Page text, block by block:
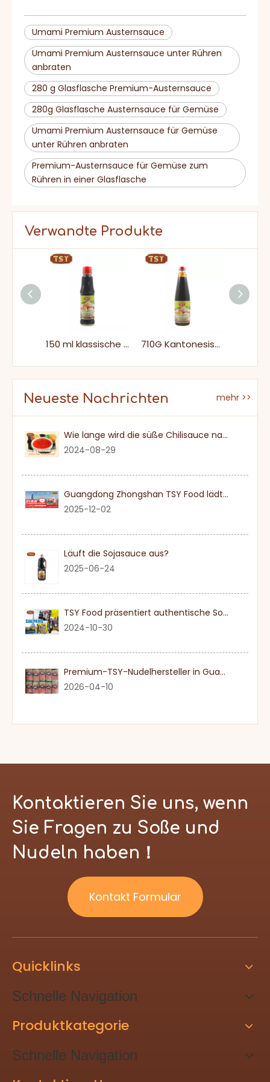
Umami Premium Austernsauce
Umami Premium Austernsauce unter Rühren
anbraten
280 g Glasflasche Premium-Austernsauce
280g Glasflasche Austernsauce für Gemüse
Umami Premium Austernsauce für Gemüse
unter Rühren anbraten
Premium-Austernsauce für Gemüse zum
Rühren in einer Glasflasche
Verwandte Produkte
150 ml klassische nicht-gentechnische vegetarische Auster-Sauce 710G Kantonesische authentische Umami -vegetarische Auster -Sauce
Neueste Nachrichten mehr >>
Wie lange wird die süße Chilisauce nach einmal eröffnet?
2024-08-29
Guangdong Zhongshan TSY Food lädt Sie herzlich ein, die Dubai Gulfood Exhibition 2026 zu besuchen
2025-12-02
Läuft die Sojasauce aus?
2025-06-24
TSY Food präsentiert authentische Sojasauce auf der SIAL PARIS 2024
2024-10-30
Premium-TSY-Nudelhersteller in Guangdong
2026-04-10
Kontaktieren Sie uns, wenn
Sie Fragen zu Soße und
Nudeln haben！
Kontakt Formular
Quicklinks
Schnelle Navigation
Produktkategorie
Schnelle Navigation